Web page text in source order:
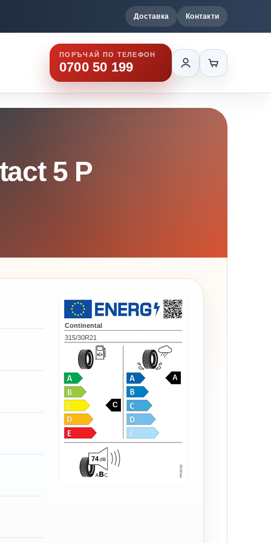
Доставка Контакти
ПОРЪЧАЙ ПО ТЕЛЕФОН
0700 50 199
5 P
Continental
315/30R21
C
A
74